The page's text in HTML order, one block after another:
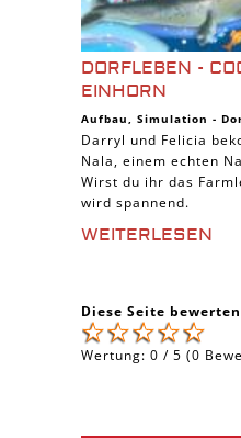
DORFLEBEN -
EINHORN
Aufbau, Simulation -
Darryl und Felicia
Nala, einem echten
Wirst du ihr das
wird spannend.
WEITERLESEN
Diese Seite
Wertung: 0 / 5 (0